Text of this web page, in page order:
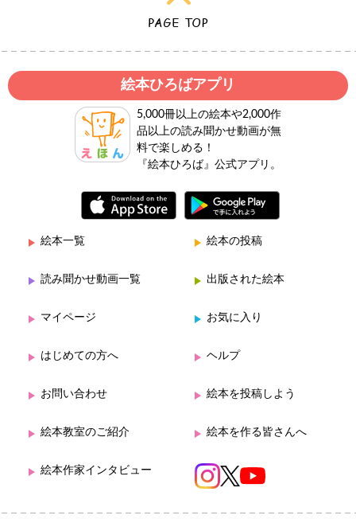
絵本ひろばアプリ
5,000冊以上の絵本や2,000作
品以上の読み聞かせ動画が無
料で楽しめる！
『絵本ひろば』公式アプリ。
絵本一覧 絵本の投稿
読み聞かせ動画一覧 出版された絵本
マイページ お気に入り
はじめての方へ ヘルプ
お問い合わせ 絵本を投稿しよう
絵本教室のご紹介 絵本を作る皆さんへ
絵本作家インタビュー